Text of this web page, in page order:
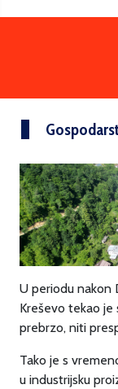
U periodu nakon
Kreševo tekao
prebrzo, niti
Tako je s
u industrijsku